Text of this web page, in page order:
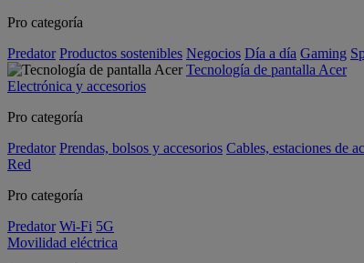
Pro categoría
Predator Productos sostenibles Negocios Día a día Gaming
Tecnología de pantalla Acer
Electrónica y accesorios
Pro categoría
Predator Prendas, bolsos y accesorios Cables, estaciones de
Red
Pro categoría
Predator Wi-Fi 5G
Movilidad eléctrica